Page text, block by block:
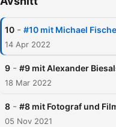
10 - #10 mit Michael
14 Apr 2022
9 - #9 mit Alexander
18 Mar 2022
8 - #8 mit Fotograf und
05 Nov 2021